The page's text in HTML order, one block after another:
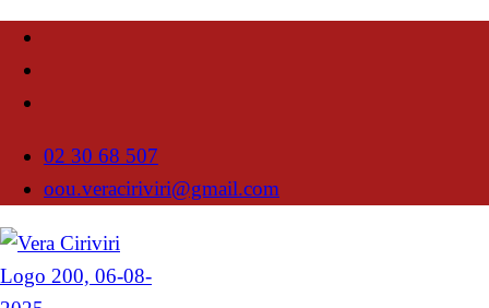
02 30 68 507
oou.veraciriviri@gmail.com